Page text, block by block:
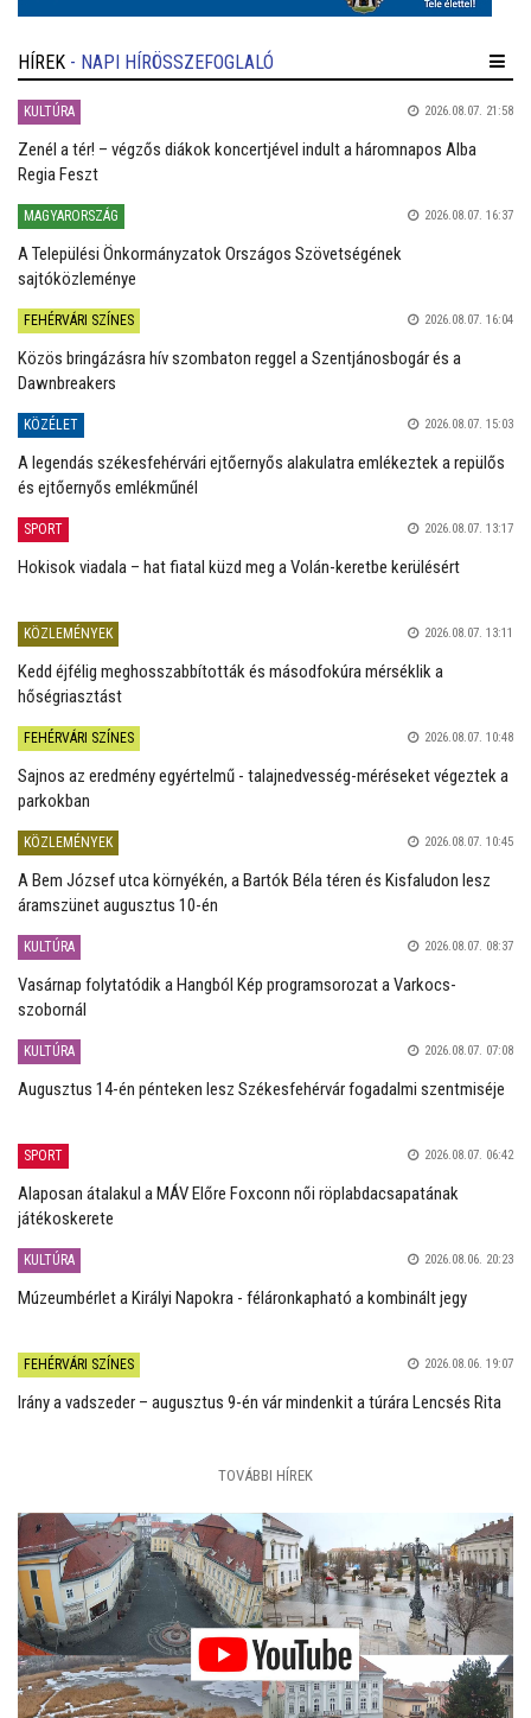
HÍREK - NAPI HÍRÖSSZEFOGLALÓ
KULTÚRA 2026.08.07. 21:58
Zenél a tér! – végzős diákok koncertjével indult a háromnapos Alba
Regia Feszt
MAGYARORSZÁG 2026.08.07. 16:37
A Települési Önkormányzatok Országos Szövetségének
sajtóközleménye
FEHÉRVÁRI SZÍNES 2026.08.07. 16:04
Közös bringázásra hív szombaton reggel a Szentjánosbogár és a
Dawnbreakers
KÖZÉLET 2026.08.07. 15:03
A legendás székesfehérvári ejtőernyős alakulatra emlékeztek a repülős
és ejtőernyős emlékműnél
SPORT 2026.08.07. 13:17
Hokisok viadala – hat fiatal küzd meg a Volán-keretbe kerülésért
KÖZLEMÉNYEK 2026.08.07. 13:11
Kedd éjfélig meghosszabbították és másodfokúra mérséklik a
hőségriasztást
FEHÉRVÁRI SZÍNES 2026.08.07. 10:48
Sajnos az eredmény egyértelmű - talajnedvesség-méréseket végeztek a
parkokban
KÖZLEMÉNYEK 2026.08.07. 10:45
A Bem József utca környékén, a Bartók Béla téren és Kisfaludon lesz
áramszünet augusztus 10-én
KULTÚRA 2026.08.07. 08:37
Vasárnap folytatódik a Hangból Kép programsorozat a Varkocs-
szobornál
KULTÚRA 2026.08.07. 07:08
Augusztus 14-én pénteken lesz Székesfehérvár fogadalmi szentmiséje
SPORT 2026.08.07. 06:42
Alaposan átalakul a MÁV Előre Foxconn női röplabdacsapatának
játékoskerete
KULTÚRA 2026.08.06. 20:23
Múzeumbérlet a Királyi Napokra - féláronkapható a kombinált jegy
FEHÉRVÁRI SZÍNES 2026.08.06. 19:07
Irány a vadszeder – augusztus 9-én vár mindenkit a túrára Lencsés Rita
TOVÁBBI HÍREK